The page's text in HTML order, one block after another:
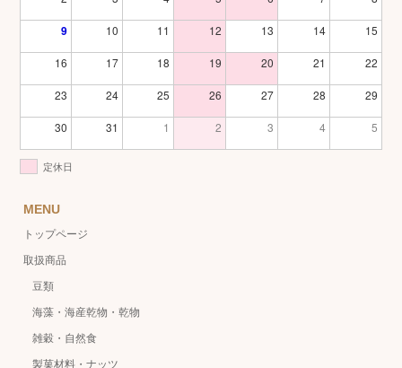
9 10 11 12 13 14 15
16 17 18 19 20 21 22
23 24 25 26 27 28 29
30 31 1 2 3 4 5
定休日
MENU
トップページ
取扱商品
豆類
海藻・海産乾物・乾物
雑穀・自然食
製菓材料・ナッツ